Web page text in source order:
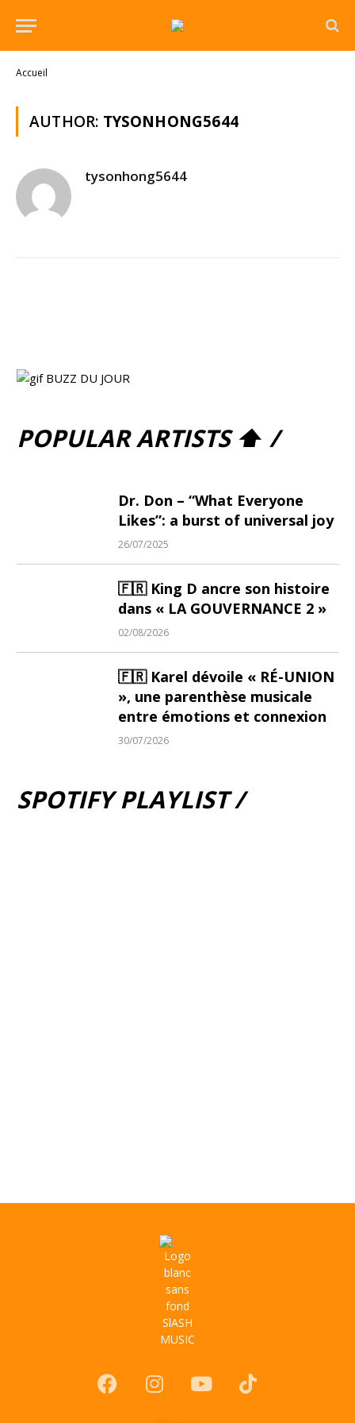
Accueil
AUTHOR: TYSONHONG5644
tysonhong5644
POPULAR ARTISTS ⬆ /
Dr. Don – “What Everyone
Likes”: a burst of universal joy
26/07/2025
🇫🇷 King D ancre son histoire
dans « LA GOUVERNANCE 2 »
02/08/2026
🇫🇷 Karel dévoile « RÉ-UNION
», une parenthèse musicale
entre émotions et connexion
30/07/2026
SPOTIFY PLAYLIST /